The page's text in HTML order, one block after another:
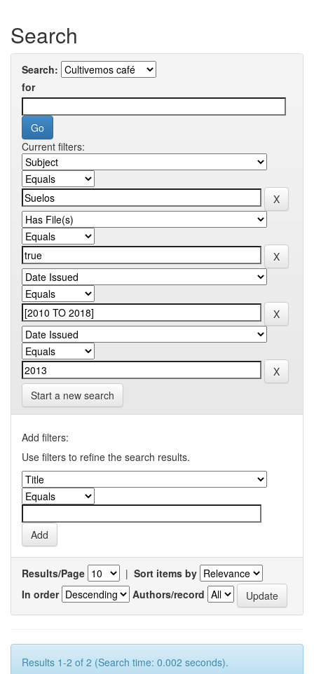
Search
Search:
for
Current filters:
Start a new search
Add filters:
Use filters to refine the search results.
Results/Page | Sort items by
In order
Authors/record
Results 1-2 of 2 (Search time: 0.002 seconds).